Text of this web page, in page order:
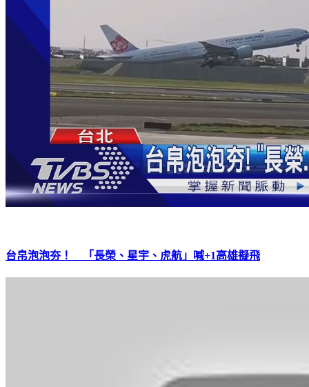
台帛泡泡夯！ 「長榮、星宇、虎航」喊+1高雄擬飛